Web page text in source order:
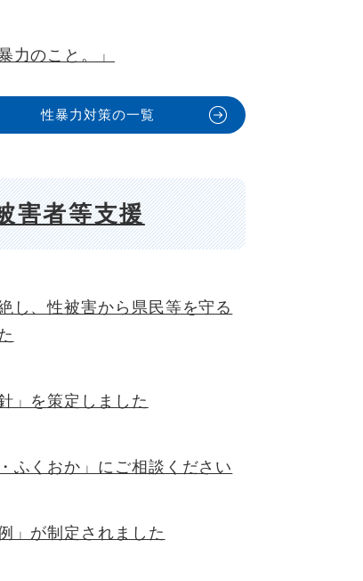
力のこと。」
性暴力対策の一覧
害者等支援
し、性被害から県民等を守る
」を策定しました
ふくおか」にご相談ください
」が制定されました